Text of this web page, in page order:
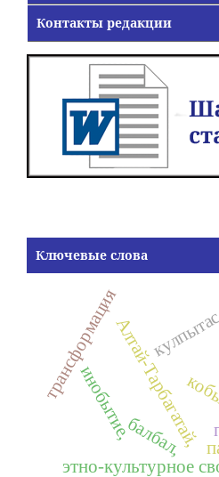
Контакты редакции
Ключевые слова
балбал,
инобытие,
трансформация
этно-культурное
Алтай-Тарбагатай,